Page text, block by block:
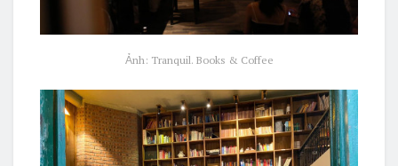
Ảnh: Tranquil. Books & Coffee